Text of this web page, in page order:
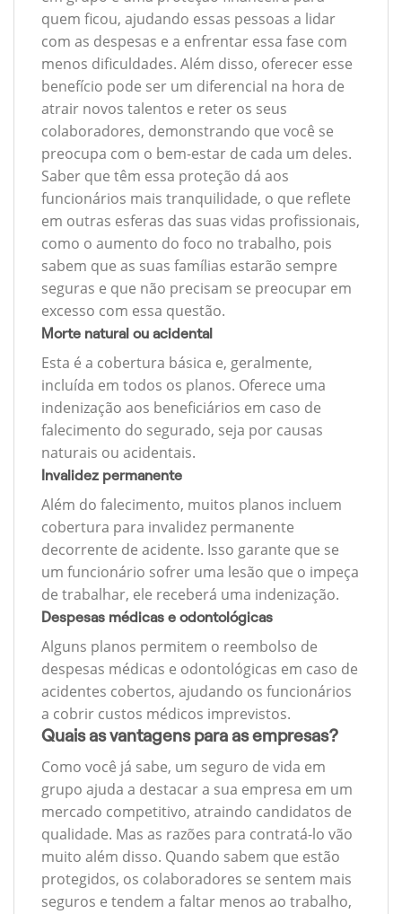
quem ficou, ajudando essas pessoas a lidar
com as despesas e a enfrentar essa fase com
menos dificuldades. Além disso, oferecer esse
benefício pode ser um diferencial na hora de
atrair novos talentos e reter os seus
colaboradores, demonstrando que você se
preocupa com o bem-estar de cada um deles.
Saber que têm essa proteção dá aos
funcionários mais tranquilidade, o que reflete
em outras esferas das suas vidas profissionais,
como o aumento do foco no trabalho, pois
sabem que as suas famílias estarão sempre
seguras e que não precisam se preocupar em
excesso com essa questão.
Morte natural ou acidental
Esta é a cobertura básica e, geralmente,
incluída em todos os planos. Oferece uma
indenização aos beneficiários em caso de
falecimento do segurado, seja por causas
naturais ou acidentais.
Invalidez permanente
Além do falecimento, muitos planos incluem
cobertura para invalidez permanente
decorrente de acidente. Isso garante que se
um funcionário sofrer uma lesão que o impeça
de trabalhar, ele receberá uma indenização.
Despesas médicas e odontológicas
Alguns planos permitem o reembolso de
despesas médicas e odontológicas em caso de
acidentes cobertos, ajudando os funcionários
a cobrir custos médicos imprevistos.
Quais as vantagens para as empresas?
Como você já sabe, um seguro de vida em
grupo ajuda a destacar a sua empresa em um
mercado competitivo, atraindo candidatos de
qualidade. Mas as razões para contratá-lo vão
muito além disso. Quando sabem que estão
protegidos, os colaboradores se sentem mais
seguros e tendem a faltar menos ao trabalho,